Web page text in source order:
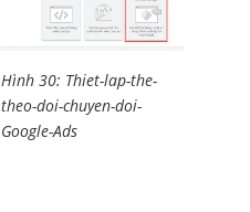
Hình 30: Thiet-lap-the-
theo-doi-chuyen-doi-
Google-Ads